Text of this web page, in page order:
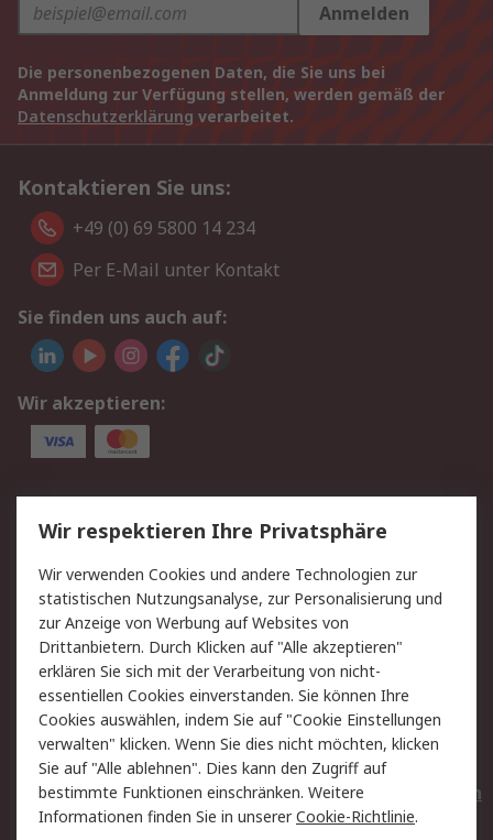
Anmelden
Die personenbezogenen Daten, die Sie uns bei
Anmeldung zur Verfügung stellen, werden gemäß der
Datenschutzerklärung verarbeitet.
Kontaktieren Sie uns:
+49 (0) 69 5800 14 234
Per E-Mail unter Kontakt
Sie finden uns auch auf:
Wir akzeptieren:
Service
Value Added Services
Lieferlösungen
Rücksendungen
Kontakt
Hilfe
Privatkunden
Rechtliches
AGB
Datenschutz
Cookie-Richtlinie
Zahlungsbedingungen
Copyright/Impressum
Entsorgung
Elektrogeräte/Batterien
Wir respektieren Ihre Privatsphäre
Wir verwenden Cookies und andere Technologien zur
statistischen Nutzungsanalyse, zur Personalisierung und
zur Anzeige von Werbung auf Websites von
Drittanbietern. Durch Klicken auf "Alle akzeptieren"
erklären Sie sich mit der Verarbeitung von nicht-
essentiellen Cookies einverstanden. Sie können Ihre
Cookies auswählen, indem Sie auf "Cookie Einstellungen
verwalten" klicken. Wenn Sie dies nicht möchten, klicken
Sie auf "Alle ablehnen". Dies kann den Zugriff auf
bestimmte Funktionen einschränken. Weitere
Informationen finden Sie in unsererCookie-Richtlinie.